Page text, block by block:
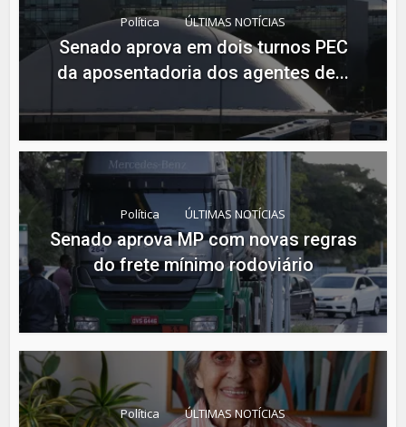
Política ÚLTIMAS NOTÍCIAS
Senado aprova em dois turnos PEC
da aposentadoria dos agentes de...
Política ÚLTIMAS NOTÍCIAS
Senado aprova MP com novas regras
do frete mínimo rodoviário
Política ÚLTIMAS NOTÍCIAS